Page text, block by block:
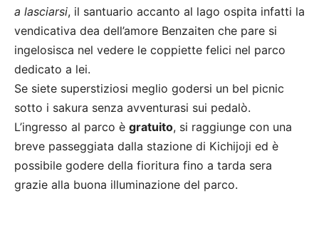
a lasciarsi, il santuario accanto al lago ospita infatti la
vendicativa dea dell’amore Benzaiten che pare si
ingelosisca nel vedere le coppiette felici nel parco
dedicato a lei.
Se siete superstiziosi meglio godersi un bel picnic
sotto i sakura senza avventurasi sui pedalò.
L’ingresso al parco è gratuito, si raggiunge con una
breve passeggiata dalla stazione di Kichijoji ed è
possibile godere della fioritura fino a tarda sera
grazie alla buona illuminazione del parco.